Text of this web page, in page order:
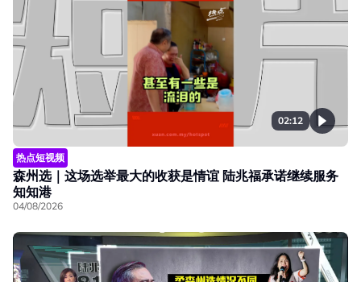
02:12
热点短视频
森州选｜这场选举最大的收获是情谊 陆兆福承诺继续服务
知知港
04/08/2026